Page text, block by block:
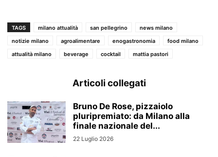
TAGS milano attualità san pellegrino
news milano
notizie milano
agroalimentare enogastronomia
food milano
attualità milano
beverage cocktail mattia pastori
Articoli collegati
Bruno De Rose, pizzaiolo
pluripremiato: da Milano alla
finale nazionale del...
22 Luglio 2026